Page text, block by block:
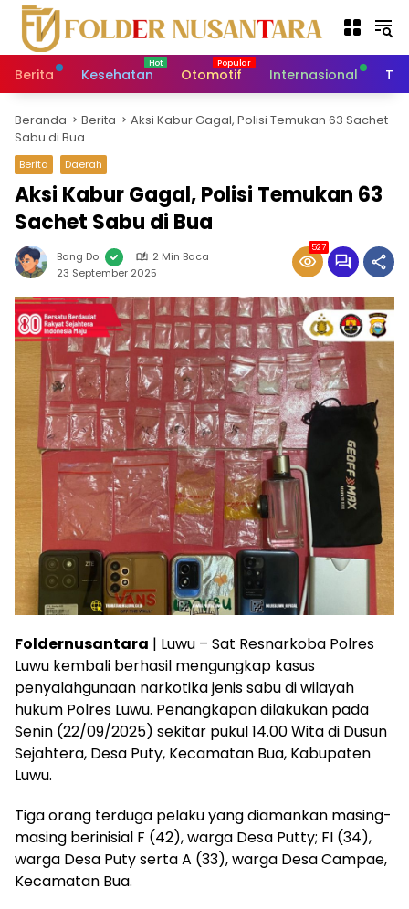
Berita Kesehatan Otomotif Internasional
Beranda Berita
Aksi Kabur Gagal, Polisi Temukan 63 Sachet
Sabu di Bua
Berita Daerah
Aksi Kabur Gagal, Polisi Temukan 63
Sachet Sabu di Bua
Bang Do
2 Min Baca
23 September 2025
527
Foldernusantara | Luwu – Sat Resnarkoba Polres
Luwu kembali berhasil mengungkap kasus
penyalahgunaan narkotika jenis sabu di wilayah
hukum Polres Luwu. Penangkapan dilakukan pada
Senin (22/09/2025) sekitar pukul 14.00 Wita di Dusun
Sejahtera, Desa Puty, Kecamatan Bua, Kabupaten
Luwu.
Tiga orang terduga pelaku yang diamankan masing-
masing berinisial F (42), warga Desa Putty; FI (34),
warga Desa Puty serta A (33), warga Desa Campae,
Kecamatan Bua.